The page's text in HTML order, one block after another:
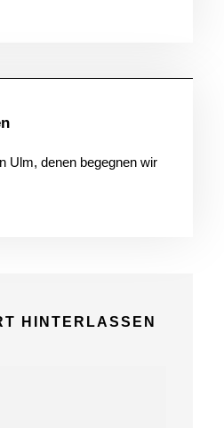
Ulm, denen begegnen wir
HINTERLASSEN